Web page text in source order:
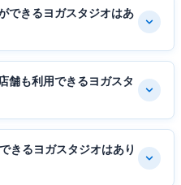
できるヨガスタジオはあ
舗も利用できるヨガスタ
きるヨガスタジオはあり